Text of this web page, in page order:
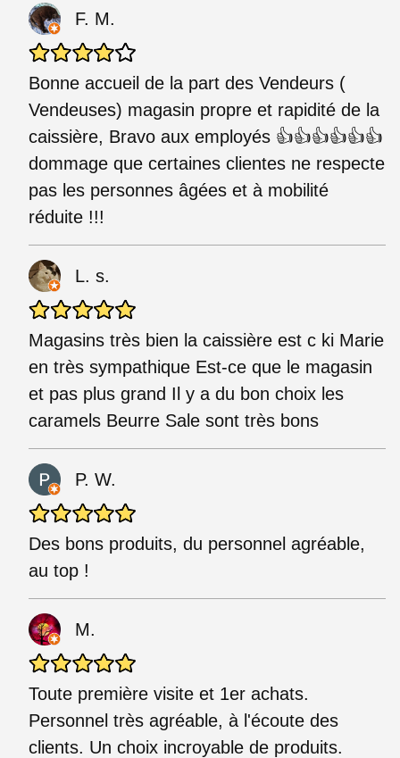
F. M.
Bonne accueil de la part des Vendeurs (
Vendeuses) magasin propre et rapidité de la
caissière, Bravo aux employés 👍👍👍👍👍👍
dommage que certaines clientes ne respecte
pas les personnes âgées et à mobilité
réduite !!!
L. s.
Magasins très bien la caissière est c ki Marie
en très sympathique Est-ce que le magasin
et pas plus grand Il y a du bon choix les
caramels Beurre Sale sont très bons
P. W.
Des bons produits, du personnel agréable,
au top !
M.
Toute première visite et 1er achats.
Personnel très agréable, à l'écoute des
clients. Un choix incroyable de produits.